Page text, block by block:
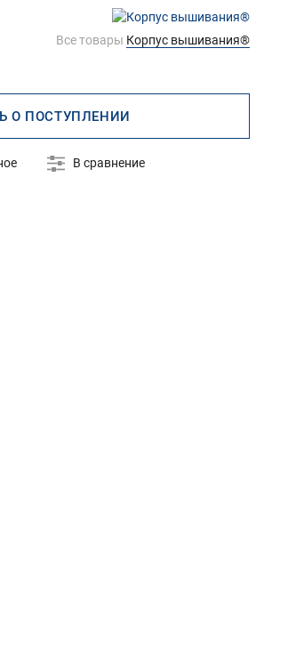
Все товары Корпус вышивания®
О ПОСТУПЛЕНИИ
В сравнение